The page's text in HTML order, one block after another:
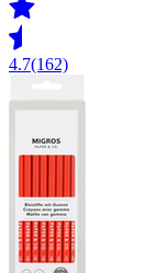
4.7(162)